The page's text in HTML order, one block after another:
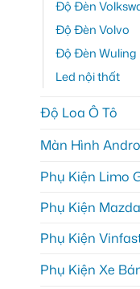
Độ Đèn
Độ Đèn Volvo
Độ Đèn Wuling
Led nội thất
Độ Loa Ô Tô
Màn Hình
Phụ Kiện Limo
Phụ Kiện
Phụ Kiện
Phụ Kiện Xe